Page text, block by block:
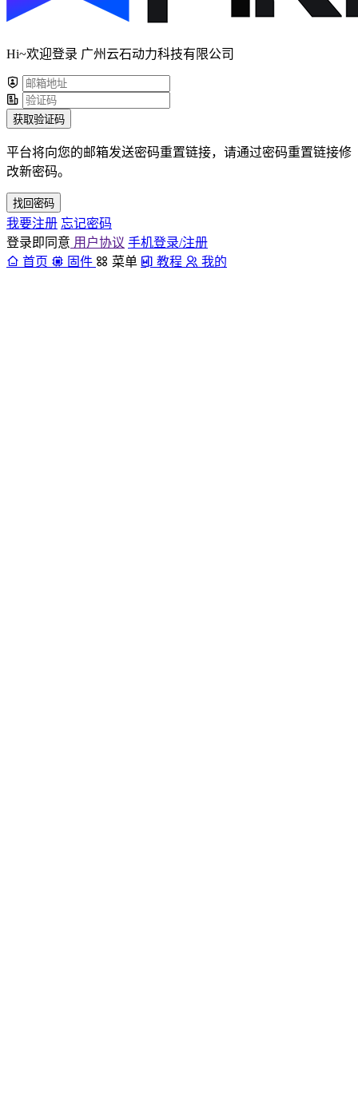
Hi~欢迎登录 广州云石动力科技有限公司
获取验证码
平台将向您的邮箱发送密码重置链接，请通过密码重置链接修
改新密码。
找回密码
我要注册 忘记密码
登录即同意 用户协议 手机登录/注册
首页
固件 菜单 教程 我的